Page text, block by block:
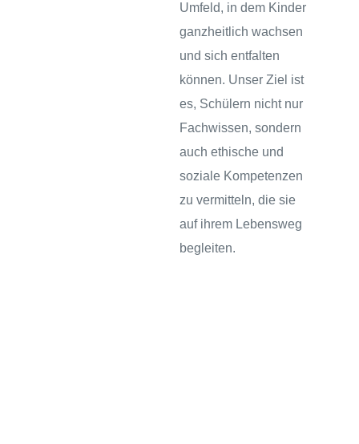
Umfeld, in dem Kinder
ganzheitlich wachsen
und sich entfalten
können. Unser Ziel ist
es, Schülern nicht nur
Fachwissen, sondern
auch ethische und
soziale Kompetenzen
zu vermitteln, die sie
auf ihrem Lebensweg
begleiten.